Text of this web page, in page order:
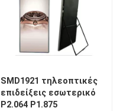
SMD1921 τηλεοπτικές
επιδείξεις εσωτερικό
P2.064 P1.875